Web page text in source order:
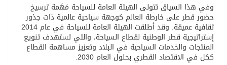
وفي هذا السياق تتولى الهيئة العامة للسياحة مَهَمة ترسيخ
حضور قطر على خارطة العالم كوجهة سياحية عالمية ذات جذور
ثقافية عميقة. وقد أطلقت الهيئة العامة للسياحة في عام 2014
إستراتيجية قطر الوطنية لقطاع السياحة، والتي تستهدف تنويع
المنتجات والخدمات السياحية في البلاد وتعزيز مساهمة القطاع
ككل في الاقتصاد القطري بحلول العام 2030.